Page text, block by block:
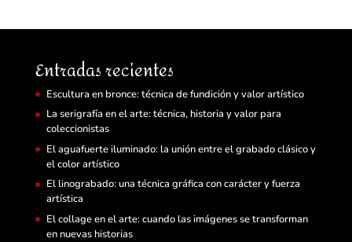
Entradas recientes
Escultura en bronce: técnica de fundición y valor artístico
La serigrafía en el arte: técnica, historia y valor para
coleccionistas
El aguafuerte iluminado: la unión entre el grabado clásico y
el color artístico
El linograbado: una técnica gráfica con carácter y fuerza
artística
El collage en el arte: cuando las imágenes se transforman
en nuevas historias